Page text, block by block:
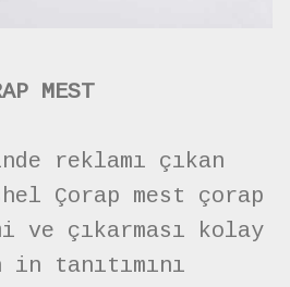
MEST
reklamı çıkan
Çorap mest çorap
ve çıkarması kolay
in tanıtımını